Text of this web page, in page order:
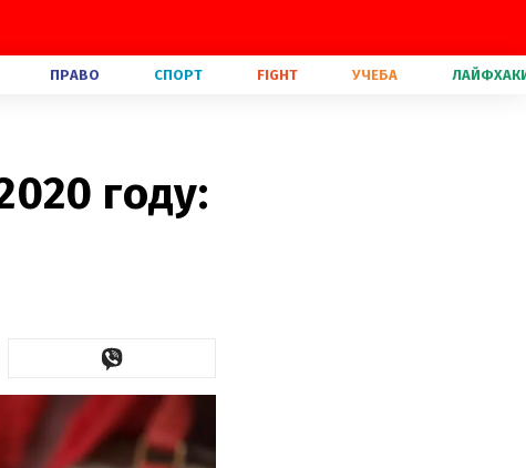
ПРАВО СПОРТ FIGHT УЧЕБА
году: